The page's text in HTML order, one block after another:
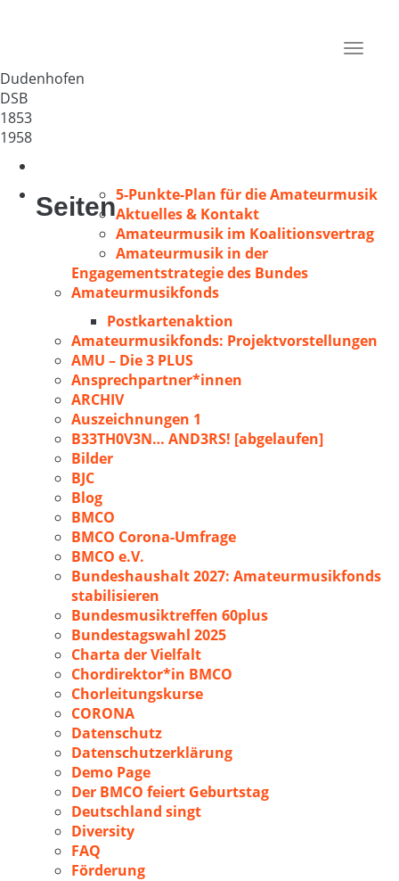
Toggle
Dudenhofen
DSB
1853
1958
Seiten5-Punkte-Plan für die Amateurmusik
Aktuelles & Kontakt
Amateurmusik im Koalitionsvertrag
Amateurmusik in der
Engagementstrategie des Bundes
Amateurmusikfonds
Postkartenaktion
Amateurmusikfonds: Projektvorstellungen
AMU – Die 3 PLUS
Ansprechpartner*innen
ARCHIV
Auszeichnungen 1
B33TH0V3N… AND3RS! [abgelaufen]
Bilder
BJC
Blog
BMCO
BMCO Corona-Umfrage
BMCO e.V.
Bundeshaushalt 2027: Amateurmusikfonds
stabilisieren
Bundesmusiktreffen 60plus
Bundestagswahl 2025
Charta der Vielfalt
Chordirektor*in BMCO
Chorleitungskurse
CORONA
Datenschutz
Datenschutzerklärung
Demo Page
Der BMCO feiert Geburtstag
Deutschland singt
Diversity
FAQ
Förderung